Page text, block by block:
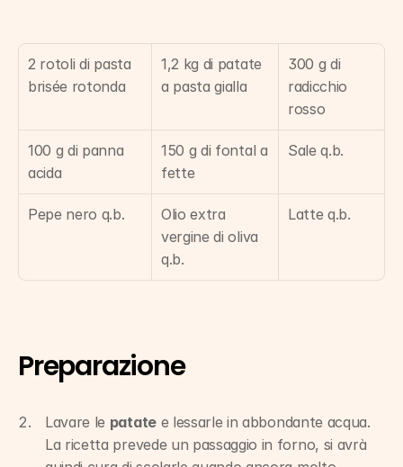
2 rotoli di pasta
brisée rotonda
1,2 kg di patate
a pasta gialla
300 g di
radicchio
rosso
100 g di panna
acida
150 g di fontal a
fette
Sale q.b.
Pepe nero q.b.
Olio extra
vergine di oliva
q.b.
Latte q.b.
Preparazione
Lavare le patate e lessarle in abbondante acqua.
La ricetta prevede un passaggio in forno, si avrà